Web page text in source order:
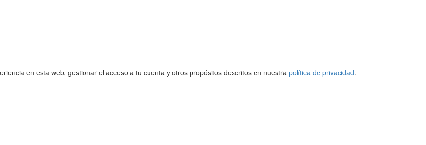
en esta web, gestionar el acceso a tu cuenta y otros propósitos descritos en nuestra política de privacidad.